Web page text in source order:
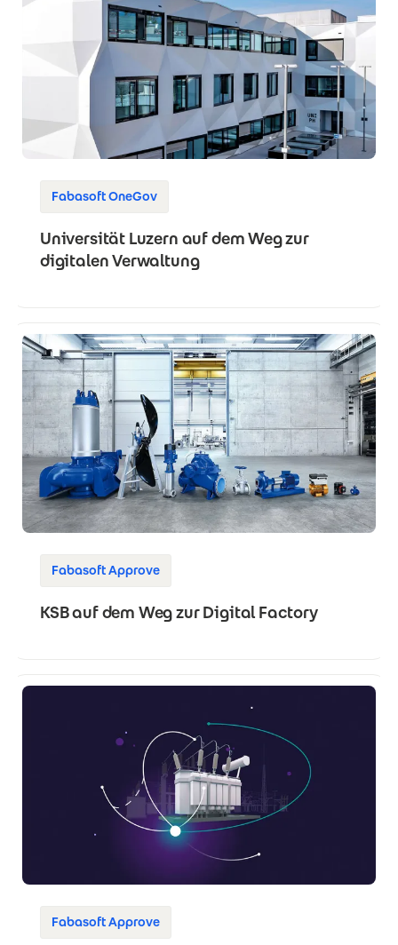
Fabasoft OneGov
Universität Luzern auf dem Weg zur
digitalen Verwaltung
Fabasoft Approve
KSB auf dem Weg zur Digital Factory
Fabasoft Approve